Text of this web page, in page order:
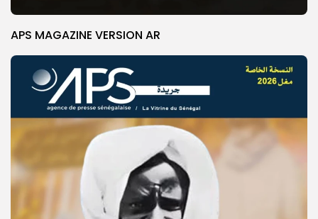
APS MAGAZINE VERSION AR